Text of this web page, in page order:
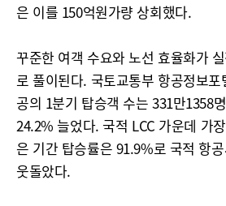
은 이를 150억원가량 상회했다.
꾸준한 여객 수요와 노선 효율화가
로 풀이된다. 국토교통부 항공정보
공의 1분기 탑승객 수는 331만1358
24.2% 늘었다. 국적 LCC 가운데 가
은 기간 탑승률은 91.9%로 국적 항
웃돌았다.